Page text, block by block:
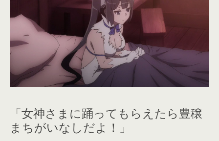
「女神さまに踊ってもらえたら豊穣
まちがいなしだよ！」